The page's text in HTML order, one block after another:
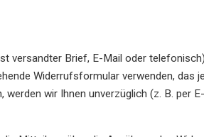
versandter Brief, E-Mail oder
Widerrufsformular verwenden, das
wir Ihnen unverzüglich (z. B. per